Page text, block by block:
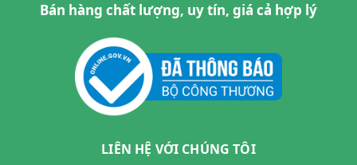
Bán hàng chất lượng, uy tín, giá cả hợp lý
LIÊN HỆ VỚI CHÚNG TÔI